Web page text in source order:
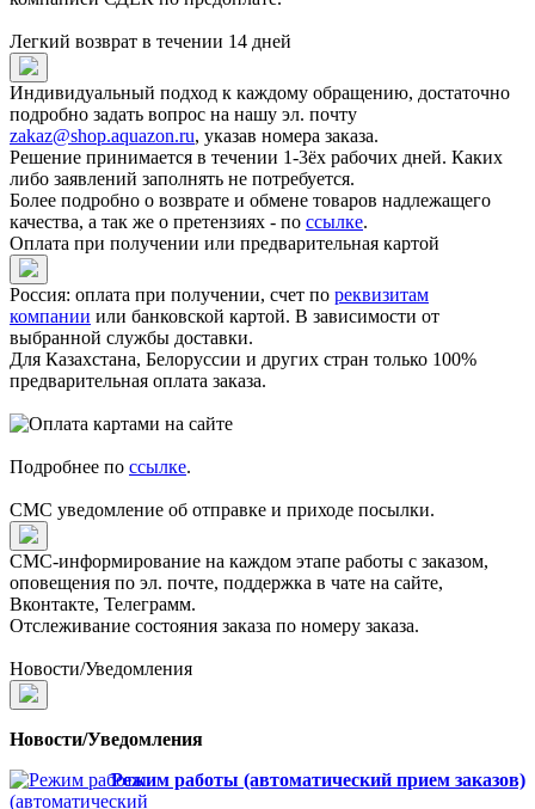
Легкий возврат в течении 14 дней
Индивидуальный подход к каждому обращению, достаточно
подробно задать вопрос на нашу эл. почту
zakaz@shop.aquazon.ru, указав номера заказа.
Решение принимается в течении 1-3ёх рабочих дней. Каких
либо заявлений заполнять не потребуется.
Более подробно о возврате и обмене товаров надлежащего
качества, а так же о претензиях - по ссылке.
Оплата при получении или предварительная картой
Россия: оплата при получении, счет по реквизитам
компании или банковской картой. В зависимости от
выбранной службы доставки.
Для Казахстана, Белоруссии и других стран только 100%
предварительная оплата заказа.
Подробнее по ссылке.
СМС уведомление об отправке и приходе посылки.
СМС-информирование на каждом этапе работы с заказом,
оповещения по эл. почте, поддержка в чате на сайте,
Вконтакте, Телеграмм.
Отслеживание состояния заказа по номеру заказа.
Новости/Уведомления
Новости/Уведомления
Режим работы (автоматический прием заказов)